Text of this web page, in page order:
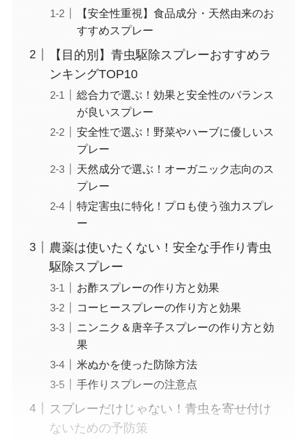
【安全性重視】食品成分・天然由来のお
すすめスプレー
【目的別】青虫駆除スプレーおすすめラ
ンキングTOP10
総合力で選ぶ！効果と安全性のバランス
が良いスプレー
安全性で選ぶ！野菜やハーブに優しいス
プレー
天然成分で選ぶ！オーガニック志向のス
プレー
特定害虫に特化！プロも使う強力スプレ
ー
農薬は使いたくない！安全な手作り青虫
駆除スプレー
お酢スプレーの作り方と効果
コーヒースプレーの作り方と効果
ニンニク＆唐辛子スプレーの作り方と効
果
米ぬかを使った防除方法
手作りスプレーの注意点
スプレーだけじゃない！青虫を寄せ付け
ないための予防策